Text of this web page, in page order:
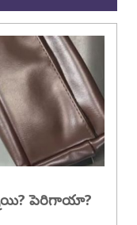
పెరిగాయా?